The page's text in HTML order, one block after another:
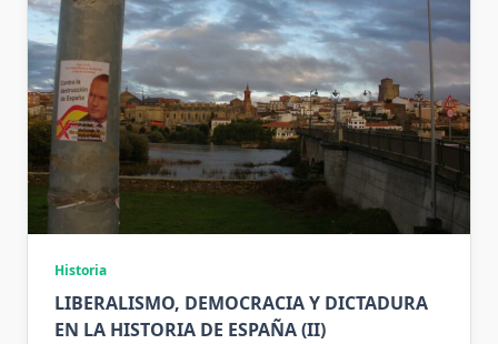
Historia
LIBERALISMO, DEMOCRACIA Y DICTADURA
EN LA HISTORIA DE ESPAÑA (II)